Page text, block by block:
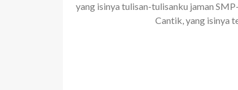
yang isinya tulisan-tulisanku jaman
Cantik, yang isinya